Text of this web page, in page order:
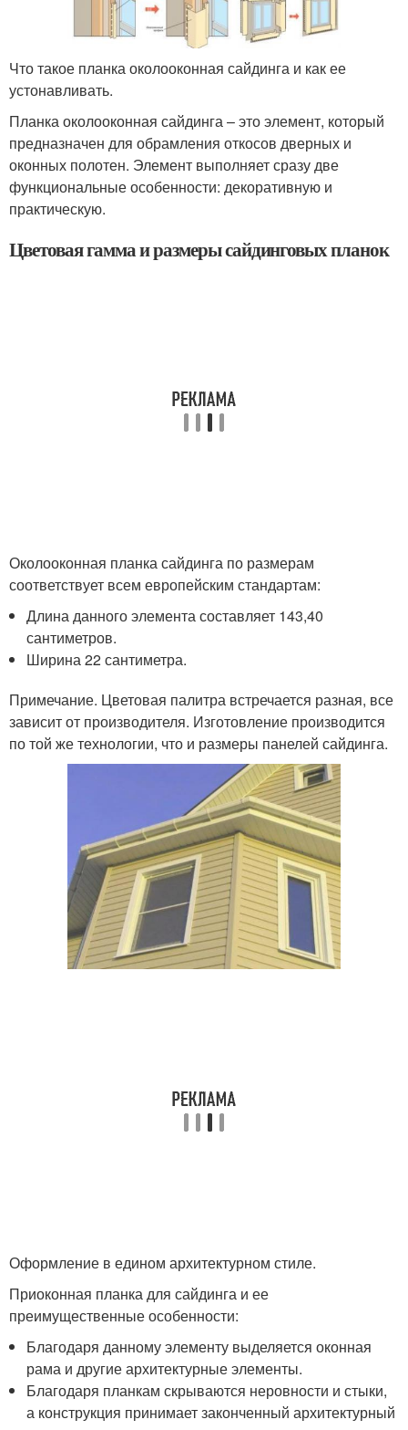
Что такое планка околооконная сайдинга и как ее
устонавливать.
Планка околооконная сайдинга – это элемент, который
предназначен для обрамления откосов дверных и
оконных полотен. Элемент выполняет сразу две
функциональные особенности: декоративную и
практическую.
Цветовая гамма и размеры сайдинговых планок
Околооконная планка сайдинга по размерам
соответствует всем европейским стандартам:
Длина данного элемента составляет 143,40
сантиметров.
Ширина 22 сантиметра.
Примечание. Цветовая палитра встречается разная, все
зависит от производителя. Изготовление производится
по той же технологии, что и размеры панелей сайдинга.
Оформление в едином архитектурном стиле.
Приоконная планка для сайдинга и ее
преимущественные особенности:
Благодаря данному элементу выделяется оконная
рама и другие архитектурные элементы.
Благодаря планкам скрываются неровности и стыки,
а конструкция принимает законченный архитектурный